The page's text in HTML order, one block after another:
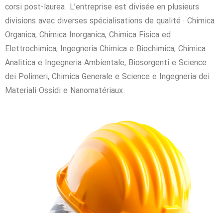
corsi post-laurea. L’entreprise est divisée en plusieurs
divisions avec diverses spécialisations de qualité : Chimica
Organica, Chimica Inorganica, Chimica Fisica ed
Elettrochimica, Ingegneria Chimica e Biochimica, Chimica
Analitica e Ingegneria Ambientale, Biosorgenti e Science
dei Polimeri, Chimica Generale e Science e Ingegneria dei
Materiali Ossidi e Nanomatériaux.